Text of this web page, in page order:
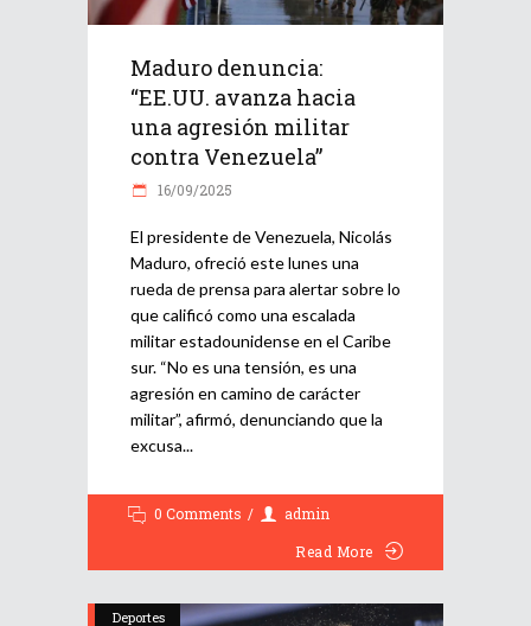
Maduro denuncia:
“EE.UU. avanza hacia
una agresión militar
contra Venezuela”
16/09/2025
El presidente de Venezuela, Nicolás
Maduro, ofreció este lunes una
rueda de prensa para alertar sobre lo
que calificó como una escalada
militar estadounidense en el Caribe
sur. “No es una tensión, es una
agresión en camino de carácter
militar”, afirmó, denunciando que la
excusa
0 Comments
admin
Read More
Deportes